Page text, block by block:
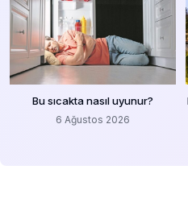
Bu sıcakta nasıl uyunur?
6 Ağustos 2026